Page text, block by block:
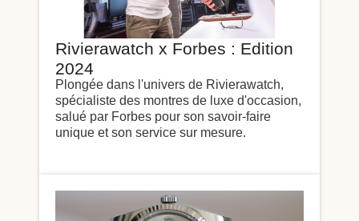
Rivierawatch x Forbes : Edition
2024
Plongée dans l'univers de Rivierawatch,
spécialiste des montres de luxe d'occasion,
salué par Forbes pour son savoir-faire
unique et son service sur mesure.